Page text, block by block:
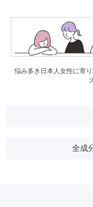
悩み多き日本人女性に寄
全成